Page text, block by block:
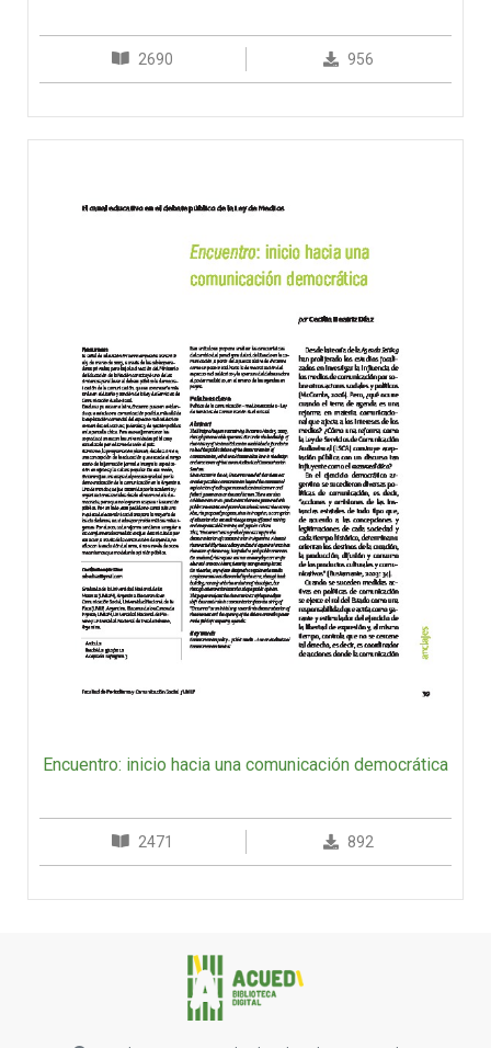
2690 956
Encuentro: inicio hacia una comunicación democrática
2471 892